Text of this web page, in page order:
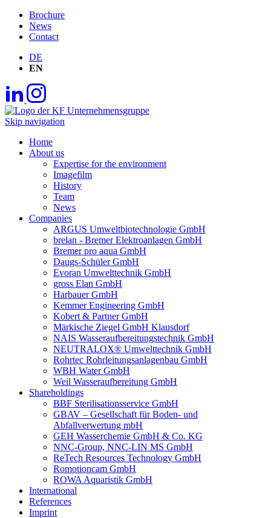
Brochure
News
Contact
DE
EN
Skip navigation
Home
About us
Expertise for the environment
Imagefilm
History
Team
News
Companies
ARGUS Umweltbiotechnologie GmbH
brelan - Bremer Elektroanlagen GmbH
Bremer pro aqua GmbH
Daugs-Schüler GmbH
Evoran Umwelt­technik GmbH
gross Elan GmbH
Harbauer GmbH
Kemmer Engineering GmbH
Kobert & Partner GmbH
Märkische Ziegel GmbH Klausdorf
NAIS Wasseraufbereitungstechnik GmbH
NEUTRALOX® Umwelttechnik GmbH
Rohrtec Rohrleitungsanlagenbau GmbH
WBH Water GmbH
Weil Wasseraufbereitung GmbH
Shareholdings
BBF Sterilisationsservice GmbH
GBAV – Gesellschaft für Boden- und
Abfallverwertung mbH
GEH Wasserchemie GmbH & Co. KG
NNC-Group, NNC-LIN MS GmbH
ReTech Resources Technology GmbH
Romotioncam GmbH
ROWA Aquaristik GmbH
International
References
Imprint